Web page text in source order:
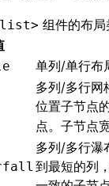
组件的布
单列/单行布
多列/多行网
位置子节点
点。子节点
多列/多行瀑
到最短的列